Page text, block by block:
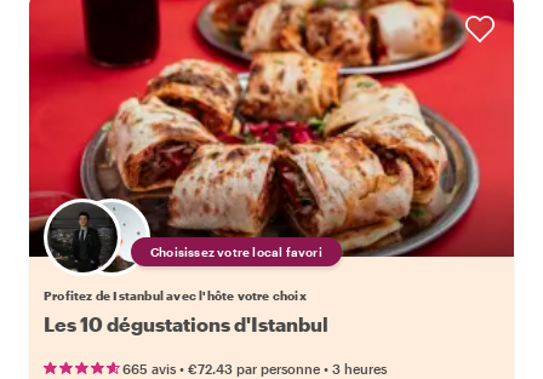
Choisissez votre local favori
Profitez de Istanbul avec l'hôte votre choix
Les 10 dégustations d'Istanbul
665 avis • €72.43 par personne • 3 heures